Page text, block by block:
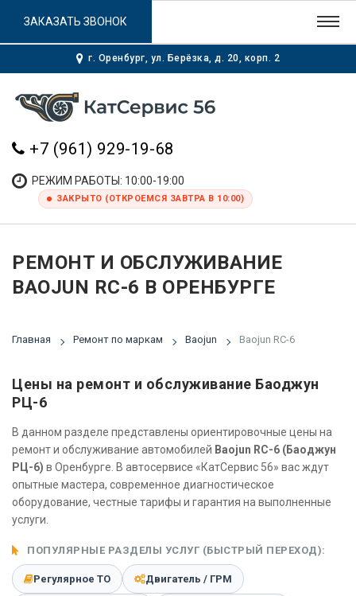
г. Оренбург, ул. Берёзка, д. 20, корп. 2
+7 (961) 929-19-68
РЕЖИМ РАБОТЫ: 10:00-19:00
ЗАКРЫТО (ОТКРОЕМСЯ ЗАВТРА В 10:00)
ЗАКАЗАТЬ ЗВОНОК
РЕМОНТ И ОБСЛУЖИВАНИЕ
BAOJUN RC-6 В ОРЕНБУРГЕ
Главная Ремонт по маркам Baojun Baojun RC-6
Цены на ремонт и обслуживание Баоджун
РЦ-6
В данном разделе представлены ориентировочные цены на
ремонт и обслуживание автомобилей Baojun RC-6 (Баоджун
РЦ-6) в Оренбурге. В автосервисе «КатСервис 56» вас ждут
опытные мастера, современное диагностическое
оборудование, честные тарифы и гарантия на выполненные
услуги.
ПОПУЛЯРНЫЕ РАЗДЕЛЫ УСЛУГ (БЫСТРЫЙ ПЕРЕХОД):
Регулярное ТО Двигатель / ГРМ